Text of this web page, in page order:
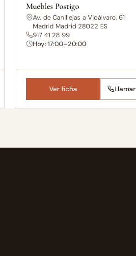
Muebles Postigo
Av. de Canillejas a Vicálvaro, 61
Madrid Madrid 28022 ES
917 41 28 99
Hoy: 17:00–20:00
Ver ficha Llamar